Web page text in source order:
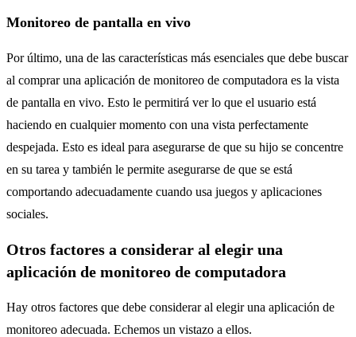
Monitoreo de pantalla en vivo
Por último, una de las características más esenciales que debe buscar
al comprar una aplicación de monitoreo de computadora es la vista
de pantalla en vivo. Esto le permitirá ver lo que el usuario está
haciendo en cualquier momento con una vista perfectamente
despejada. Esto es ideal para asegurarse de que su hijo se concentre
en su tarea y también le permite asegurarse de que se está
comportando adecuadamente cuando usa juegos y aplicaciones
sociales.
Otros factores a considerar al elegir una
aplicación de monitoreo de computadora
Hay otros factores que debe considerar al elegir una aplicación de
monitoreo adecuada. Echemos un vistazo a ellos.